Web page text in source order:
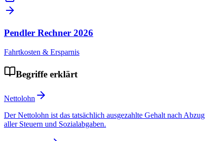
Pendler Rechner 2026
Fahrtkosten & Ersparnis
Begriffe erklärt
Nettolohn
Der Nettolohn ist das tatsächlich ausgezahlte Gehalt nach Abzug
aller Steuern und Sozialabgaben.